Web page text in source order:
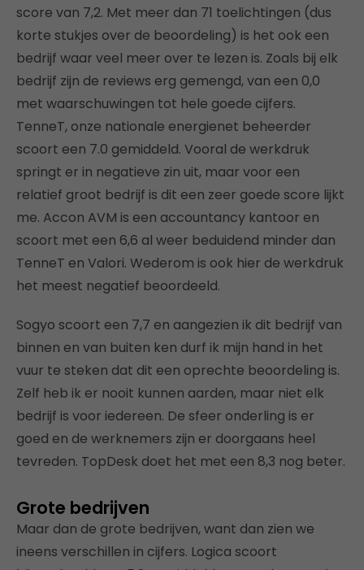
score van 7,2. Met meer dan 71 toelichtingen (dus
korte stukjes over de beoordeling) is het ook een
bedrijf waar veel meer over te lezen is. Zoals bij elk
bedrijf zijn de reviews erg gemengd, van een 0,0
met waarschuwingen tot hele goede cijfers.
TenneT, onze nationale energienet beheerder
scoort een 7.0 gemiddeld. Vooral de werkdruk
springt er in negatieve zin uit, maar voor een
relatief groot bedrijf is dit een zeer goede score lijkt
me. Accon AVM is een accountancy kantoor en
scoort met een 6,6 al weer beduidend minder dan
TenneT en Valori. Wederom is ook hier de werkdruk
het meest negatief beoordeeld.
Sogyo scoort een 7,7 en aangezien ik dit bedrijf van
binnen en van buiten ken durf ik mijn hand in het
vuur te steken dat dit een oprechte beoordeling is.
Zelf heb ik er nooit kunnen aarden, maar niet elk
bedrijf is voor iedereen. De sfeer onderling is er
goed en de werknemers zijn er doorgaans heel
tevreden. TopDesk doet het met een 8,3 nog beter.
Grote bedrijven
Maar dan de grote bedrijven, want dan zien we
ineens verschillen in cijfers. Logica scoort